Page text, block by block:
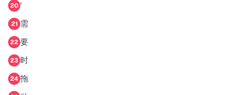
20 '
21 需
22 要
23 时
24 拖